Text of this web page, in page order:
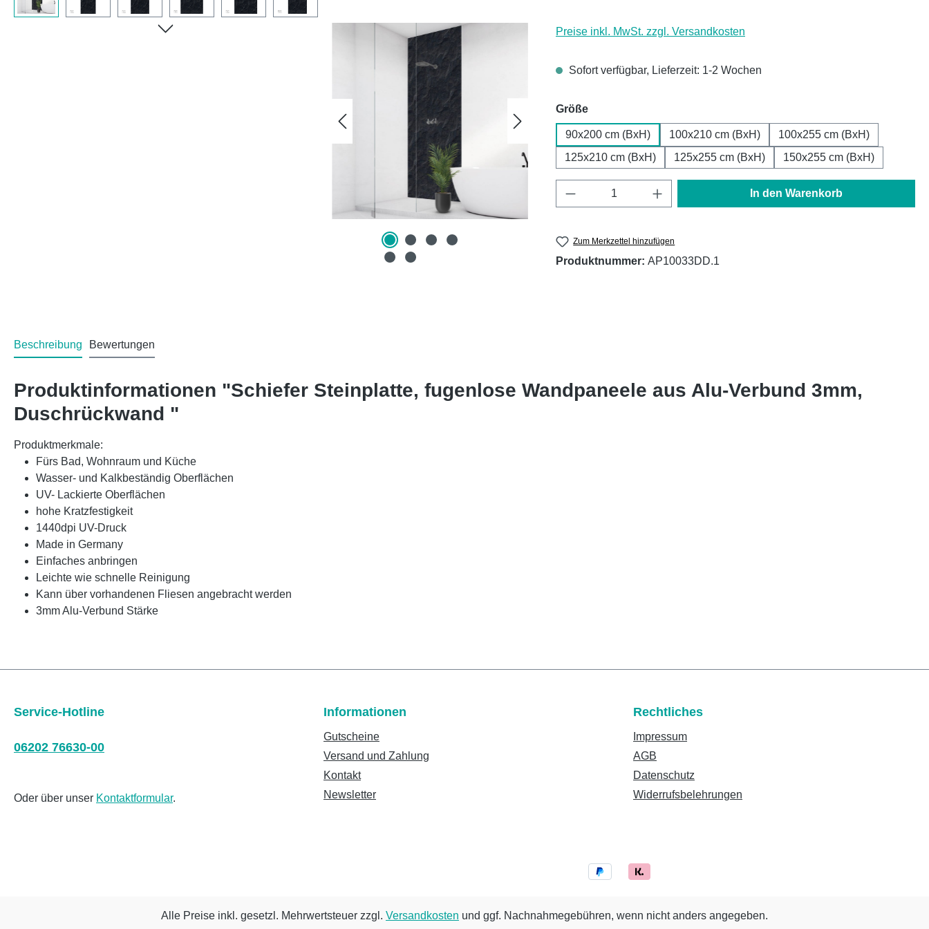
Preise inkl. MwSt. zzgl. Versandkosten
Sofort verfügbar, Lieferzeit: 1-2 Wochen
Größeauswählen
90x200 cm (BxH) 100x210 cm (BxH)
100x255 cm (BxH)
125x210 cm (BxH)
125x255 cm (BxH) 150x255 cm (BxH)
Produkt Anzahl: Gib den gewünschten Wert ein
In den Warenkorb
Zum Merkzettel hinzufügen
Produktnummer: AP10033DD.1
Beschreibung Bewertungen
Produktinformationen "Schiefer Steinplatte, fugenlose Wandpaneele aus Alu-Verbund 3mm,
Duschrückwand "
Produktmerkmale:
Fürs Bad, Wohnraum und Küche
Wasser- und Kalkbeständig Oberflächen
UV- Lackierte Oberflächen
hohe Kratzfestigkeit
1440dpi UV-Druck
Made in Germany
Einfaches anbringen
Leichte wie schnelle Reinigung
Kann über vorhandenen Fliesen angebracht werden
3mm Alu-Verbund Stärke
Service-Hotline
06202 76630-00
Oder über unser Kontaktformular.
Informationen
Gutscheine
Versand und Zahlung
Kontakt
Newsletter
Rechtliches
Impressum
AGB
Datenschutz
Widerrufsbelehrungen
Alle Preise inkl. gesetzl. Mehrwertsteuer zzgl. Versandkosten und ggf. Nachnahmegebühren, wenn nicht anders angegeben.